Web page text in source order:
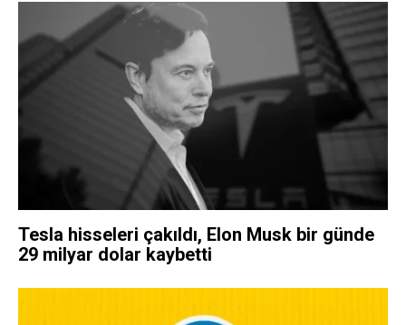
Tesla hisseleri çakıldı, Elon Musk bir günde
29 milyar dolar kaybetti